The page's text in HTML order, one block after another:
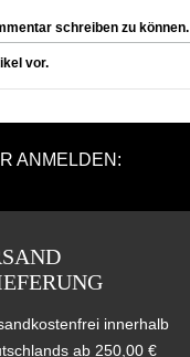
schreiben zu können.
vor.
ANMELDEN:
innerhalb
ab 250,00 €